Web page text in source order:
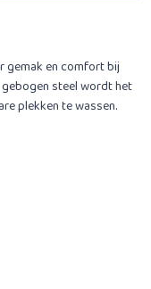
gemak en comfort bij
gebogen steel wordt het
plekken te wassen.